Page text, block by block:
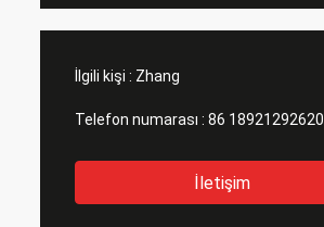
İlgili kişi : Zhang
Telefon numarası : 86 18921292620
İletişim